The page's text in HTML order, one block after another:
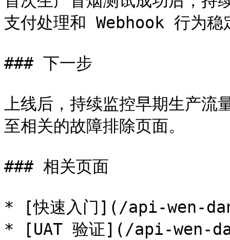
支付处理和 Webhook 行为稳
### 下一步
上线后，持续监控早期生产
至相关的故障排除页面。
### 相关页面
* [快速入门](/api-wen-
* [UAT 验证](/api-wen-